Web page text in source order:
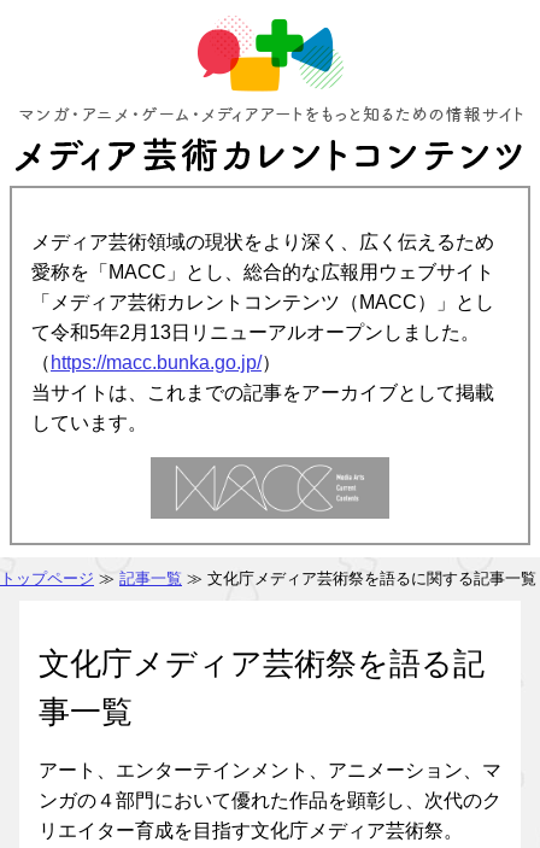
メディア芸術領域の現状をより深く、広く伝えるため
愛称を「MACC」とし、総合的な広報用ウェブサイト
「メディア芸術カレントコンテンツ（MACC）」とし
て令和5年2月13日リニューアルオープンしました。
（ https://macc.bunka.go.jp/）
当サイトは、これまでの記事をアーカイブとして掲載
しています。
トップページ ≫ 記事一覧 ≫ 文化庁メディア芸術祭を語るに関する記事一覧
文化庁メディア芸術祭を語る記
事一覧
アート、エンターテインメント、アニメーション、マ
ンガの４部門において優れた作品を顕彰し、次代のク
リエイター育成を目指す文化庁メディア芸術祭。